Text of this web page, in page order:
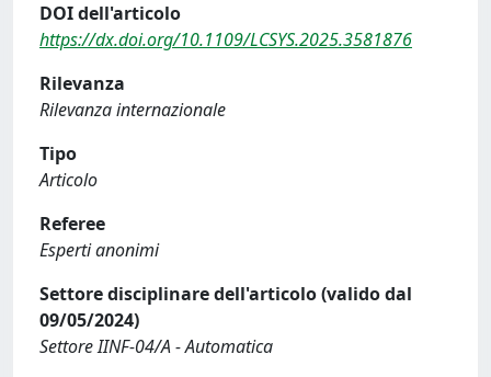
DOI dell'articolo
https://dx.doi.org/10.1109/LCSYS.2025.3581876
Rilevanza
Rilevanza internazionale
Tipo
Articolo
Referee
Esperti anonimi
Settore disciplinare dell'articolo (valido dal
09/05/2024)
Settore IINF-04/A - Automatica